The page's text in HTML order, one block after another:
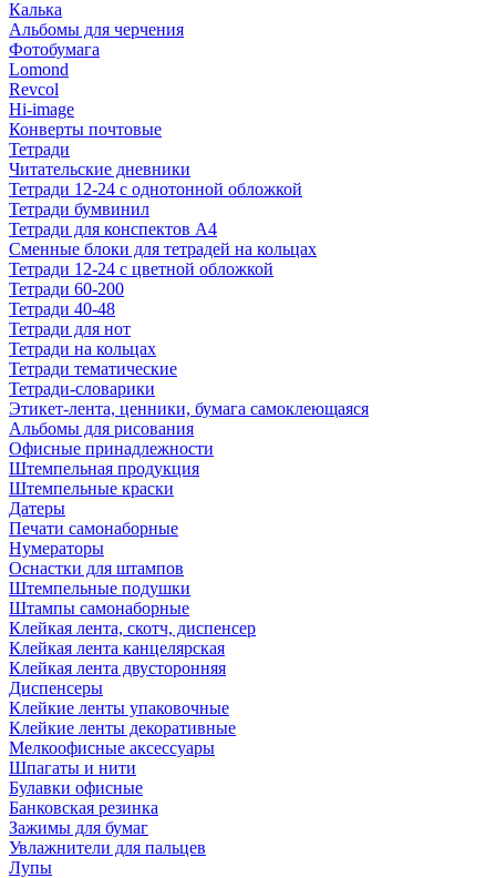
Калька
Альбомы для черчения
Фотобумага
Lomond
Revcol
Hi-image
Конверты почтовые
Тетради
Читательские дневники
Тетради 12-24 с однотонной обложкой
Тетради бумвинил
Тетради для конспектов А4
Сменные блоки для тетрадей на кольцах
Тетради 12-24 с цветной обложкой
Тетради 60-200
Тетради 40-48
Тетради для нот
Тетради на кольцах
Тетради тематические
Тетради-словарики
Этикет-лента, ценники, бумага самоклеющаяся
Альбомы для рисования
Офисные принадлежности
Штемпельная продукция
Штемпельные краски
Датеры
Печати самонаборные
Нумераторы
Оснастки для штампов
Штемпельные подушки
Штампы самонаборные
Клейкая лента, скотч, диспенсер
Клейкая лента канцелярская
Клейкая лента двусторонняя
Диспенсеры
Клейкие ленты упаковочные
Клейкие ленты декоративные
Мелкоофисные аксессуары
Шпагаты и нити
Булавки офисные
Банковская резинка
Зажимы для бумаг
Увлажнители для пальцев
Лупы